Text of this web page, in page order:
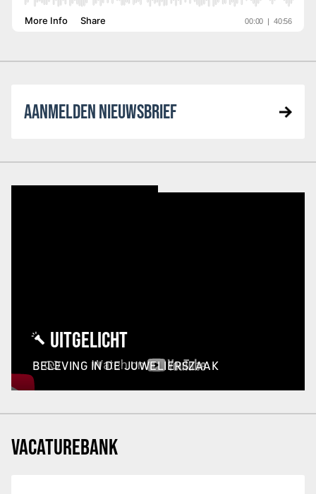
AANMELDEN NIEUWSBRIEF
UITGELICHT
BELEVING IN DE JUWELIERSZAAK
VACATUREBANK